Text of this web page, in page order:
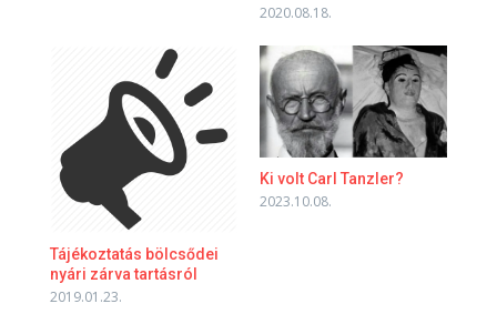
2020.08.18.
Tájékoztatás bölcsődei
nyári zárva tartásról
2019.01.23.
Ki volt Carl Tanzler?
2023.10.08.